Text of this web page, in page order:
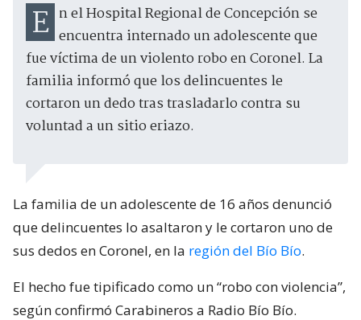
En el Hospital Regional de Concepción se encuentra internado un adolescente que
fue víctima de un violento robo en Coronel. La
familia informó que los delincuentes le
cortaron un dedo tras trasladarlo contra su
voluntad a un sitio eriazo.
La familia de un adolescente de 16 años denunció
que delincuentes lo asaltaron y le cortaron uno de
sus dedos en Coronel, en la región del Bío Bío.
El hecho fue tipificado como un “robo con violencia”,
según confirmó Carabineros a Radio Bío Bío.